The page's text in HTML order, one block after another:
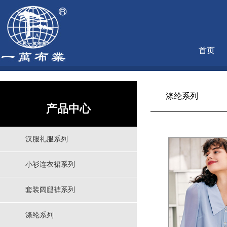
首页
产品中心
汉服礼服系列
小衫连衣裙系列
套装阔腿裤系列
涤纶系列
涤纶系列